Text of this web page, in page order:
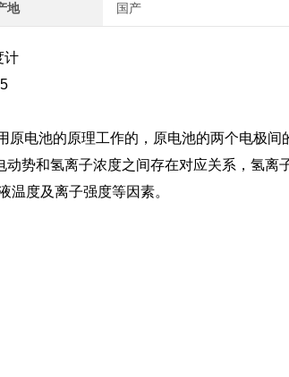
地 国产
计
电池的原理工作的，原电池的两个电极间
势和氢离子浓度之间存在对应关系，氢离
度及离子强度等因素。